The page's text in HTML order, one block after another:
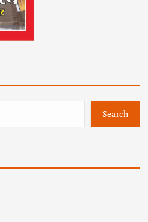
Search